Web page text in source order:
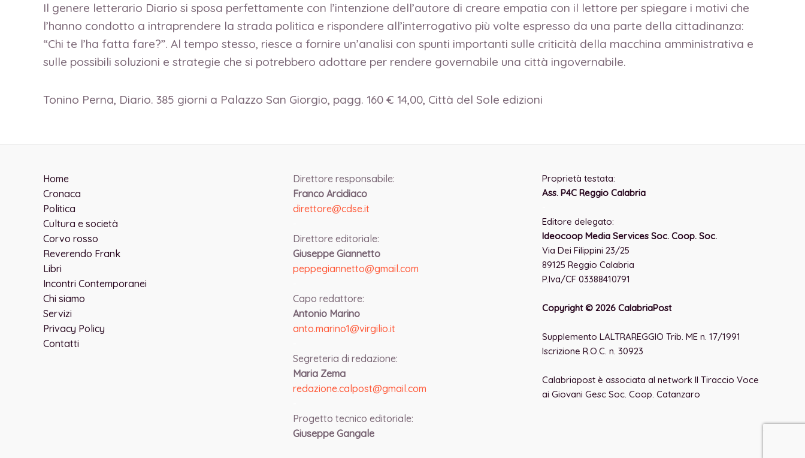
Il genere letterario Diario si sposa perfettamente con l’intenzione dell’autore di creare empatia con il lettore per spiegare i motivi che
l’hanno condotto a intraprendere la strada politica e rispondere all’interrogativo più volte espresso da una parte della cittadinanza:
“Chi te l’ha fatta fare?”. Al tempo stesso, riesce a fornire un’analisi con spunti importanti sulle criticità della macchina amministrativa e
sulle possibili soluzioni e strategie che si potrebbero adottare per rendere governabile una città ingovernabile.
Tonino Perna, Diario. 385 giorni a Palazzo San Giorgio, pagg. 160 € 14,00, Città del Sole edizioni
Home
Cronaca
Politica
Cultura e società
Corvo rosso
Reverendo Frank
Libri
Incontri Contemporanei
Chi siamo
Servizi
Privacy Policy
Contatti
Direttore responsabile:
Franco Arcidiaco
direttore@cdse.it
Direttore editoriale:
Giuseppe Giannetto
peppegiannetto@gmail.com
Capo redattore:
Antonio Marino
anto.marino1@virgilio.it
Segreteria di redazione:
Maria Zema
redazione.calpost@gmail.com
Progetto tecnico editoriale:
Giuseppe Gangale
Proprietà testata:
Ass. P4C Reggio Calabria
Editore delegato:
Ideocoop Media Services Soc. Coop. Soc.
Via Dei Filippini 23/25
89125 Reggio Calabria
P.Iva/CF 03388410791
Copyright © 2026 CalabriaPost
Supplemento LALTRAREGGIO Trib. ME n. 17/1991
Iscrizione R.O.C. n. 30923
Calabriapost è associata al network Il Tiraccio Voce
ai Giovani Gesc Soc. Coop. Catanzaro